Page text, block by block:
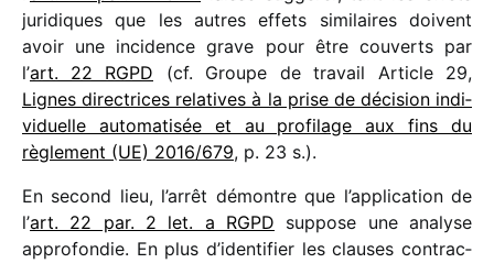
juri­diques que les autres effets simi­laires doivent
avoir une inci­dence grave pour être couverts par
l’art. 22 RGPD (cf. Groupe de travail Article 29,
Lignes direc­trices rela­tives à la prise de déci­sion indi­
vi­duelle auto­ma­ti­sée et au profi­lage aux fins du
règle­ment (UE) 2016/​679, p. 23 s.).
En second lieu, l’arrêt démontre que l’application de
l’art. 22 par. 2 let. a RGPD suppose une analyse
appro­fon­die. En plus d’identifier les clauses contrac­